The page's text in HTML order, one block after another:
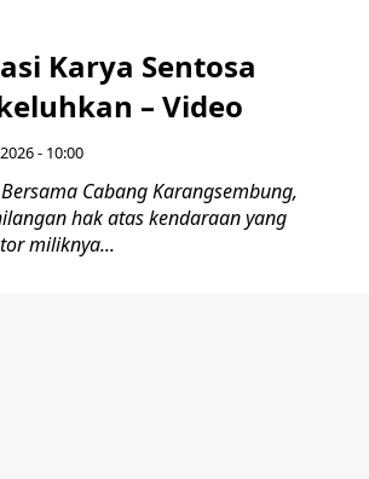
Karya Sentosa
– Video
- 10:00
Cabang Karangsembung,
hak atas kendaraan yang
miliknya...